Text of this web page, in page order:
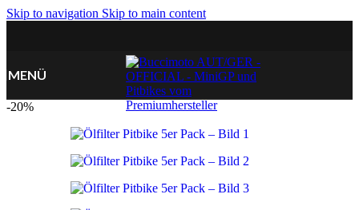
Skip to navigation Skip to main content
MENÜ
-20%